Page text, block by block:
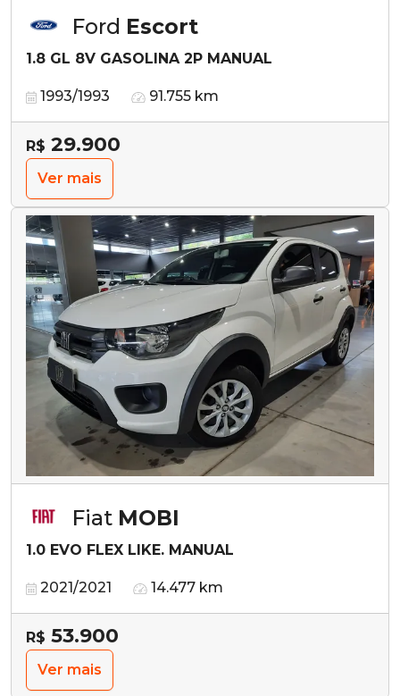
Ford Escort
1.8 GL 8V GASOLINA 2P MANUAL
1993/1993 91.755 km
R$ 29.900
Ver mais
Fiat MOBI
1.0 EVO FLEX LIKE. MANUAL
2021/2021 14.477 km
R$ 53.900
Ver mais